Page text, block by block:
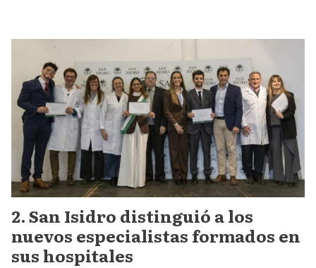
San Isidro distinguió a los
nuevos especialistas formados en
sus hospitales